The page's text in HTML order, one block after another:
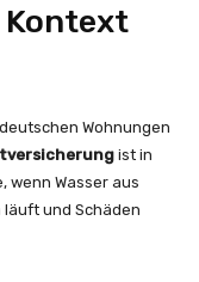
Wohnungen
ist in
wenn Wasser aus
läuft und Schäden